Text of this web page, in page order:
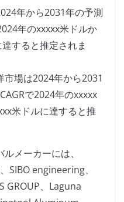
年から2031年の予測
年のxxxxx米ドルか
すると推定されま
市場は2024年から2031
で2024年のxxxxx
米ドルに達すると推
メーカーには、
SIBO engineering、
GROUP、Laguna